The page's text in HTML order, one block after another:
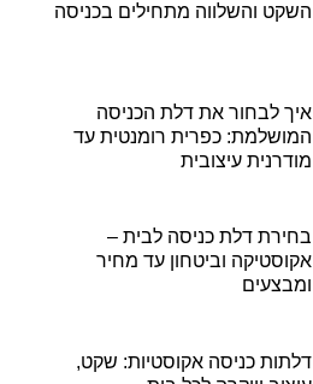
השקט והשלווה מתחילים בכניסה
איך לבחור את דלת הכניסה
המושלמת: כפרית רומנטית עד
מודרנית עיצובית
בחירת דלת כניסה לבית –
אקוסטיקה וביטחון עד מחיר
ומבצעים
דלתות כניסה אקוסטיות: שקט,